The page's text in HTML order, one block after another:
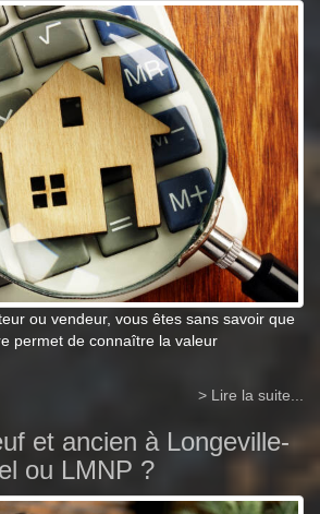
ou vendeur, vous êtes sans savoir que
permet de connaître la valeur
> Lire la suite...
et ancien à Longeville-
ou LMNP ?